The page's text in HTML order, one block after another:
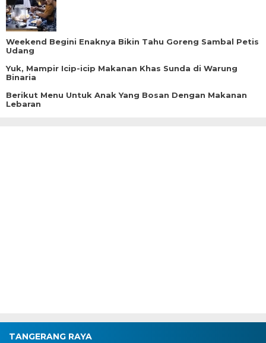
Weekend Begini Enaknya Bikin Tahu Goreng Sambal Petis
Udang
Yuk, Mampir Icip-icip Makanan Khas Sunda di Warung
Binaria
Berikut Menu Untuk Anak Yang Bosan Dengan Makanan
Lebaran
TANGERANG RAYA